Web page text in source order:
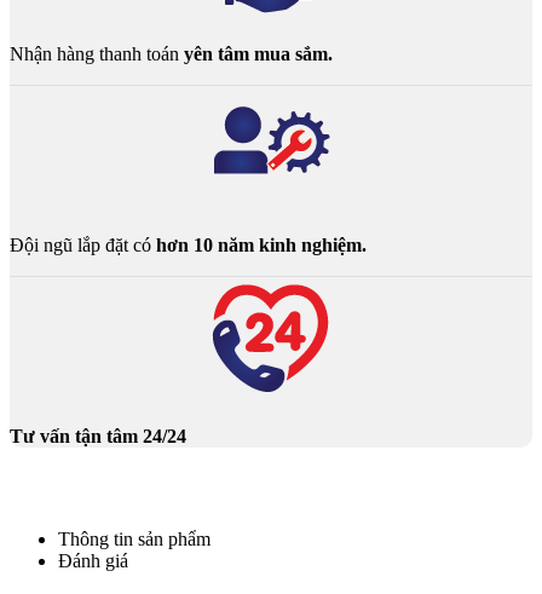
Nhận hàng thanh toán yên tâm mua sắm.
Đội ngũ lắp đặt có hơn 10 năm kinh nghiệm.
Tư vấn tận tâm 24/24
Thông tin sản phẩm
Đánh giá